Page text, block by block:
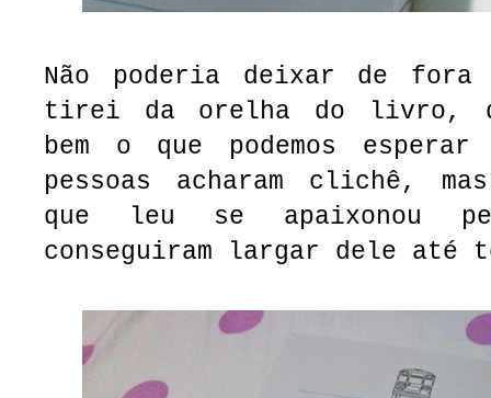
Não poderia deixar de fora
tirei da orelha do livro,
bem o que podemos
pessoas acharam clichê,
que leu se apaixonou
conseguiram largar dele até